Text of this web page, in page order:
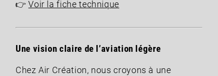
👉Voir la fiche technique
Une vision claire de l’aviation légère
Chez Air Création, nous croyons à une